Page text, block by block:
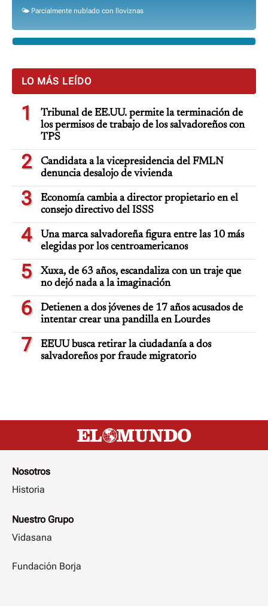
🌤️ Parcialmente nublado con lloviznas
LO MÁS LEÍDO
1
Tribunal de EE.UU. permite la terminación de
los permisos de trabajo de los salvadoreños con
TPS
2
Candidata a la vicepresidencia del FMLN
denuncia desalojo de vivienda
3
Economía cambia a director propietario en el
consejo directivo del ISSS
4
Una marca salvadoreña figura entre las 10 más
elegidas por los centroamericanos
5
Xuxa, de 63 años, escandaliza con un traje que
no dejó nada a la imaginación
6
Detienen a dos jóvenes de 17 años acusados de
intentar crear una pandilla en Lourdes
7
EEUU busca retirar la ciudadanía a dos
salvadoreños por fraude migratorio
Nosotros
Historia
Nuestro Grupo
Vidasana
Fundación Borja